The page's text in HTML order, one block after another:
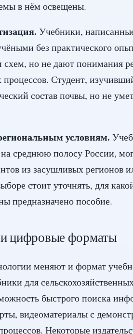
в нём освещены.
Учебники,
без практического
но не дают понимания
процессов. Студент,
состав почвы, но не
условиям.
среднюю полосу России,
из засушливых регионов
стоит уточнять, для
предназначено пособие.
цифровые форматы
меняют и формат
для
быстрого поиска
видеоматериалы с
Некоторые